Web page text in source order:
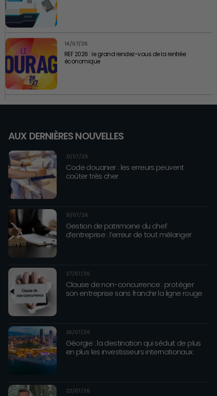
14/07/26
REF 2026 : le grand rendez-vous de la rentrée
économique
AUX DERNIÈRES NOUVELLES
31/07/26
Code douanier : les erreurs peuvent
coûter très cher
31/07/26
Gestion de patrimoine du chef
d’entreprise : l’erreur de tout mélanger
27/07/26
Clause de non-concurrence : protéger
son entreprise sans franchir la ligne rouge
26/07/26
Géorgie : la destination qui séduit de plus
en plus les investisseurs internationaux
22/07/26